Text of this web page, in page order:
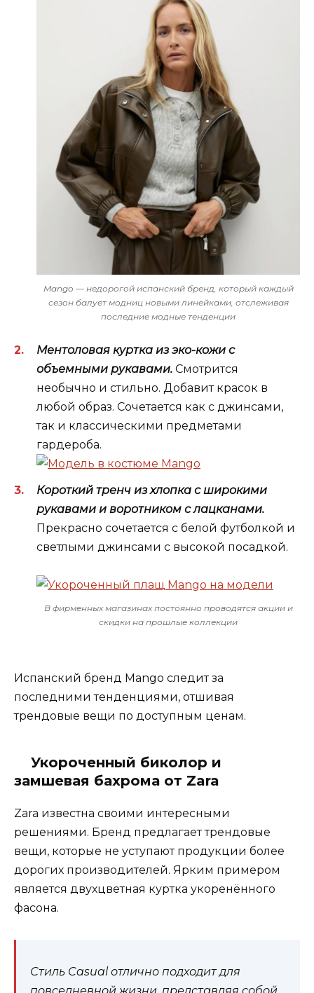
Mango — недорогой испанский бренд, который каждый
сезон балует модниц новыми линейками, отслеживая
последние модные тенденции
Ментоловая куртка из эко-кожи с
объемными рукавами. Смотрится
необычно и стильно. Добавит красок в
любой образ. Сочетается как с джинсами,
так и классическими предметами
гардероба.
Короткий тренч из хлопка с широкими
рукавами и воротником с лацканами.
Прекрасно сочетается с белой футболкой и
светлыми джинсами с высокой посадкой.
В фирменных магазинах постоянно проводятся акции и
скидки на прошлые коллекции
Испанский бренд Mango следит за
последними тенденциями, отшивая
трендовые вещи по доступным ценам.
Укороченный биколор и
замшевая бахрома от Zara
Zara известна своими интересными
решениями. Бренд предлагает трендовые
вещи, которые не уступают продукции более
дорогих производителей. Ярким примером
является двухцветная куртка укоренённого
фасона.
Стиль Casual отлично подходит для